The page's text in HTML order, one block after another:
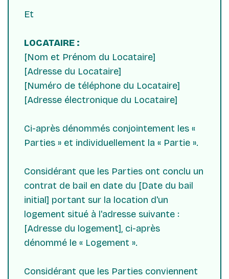
Et
LOCATAIRE :
[Nom et Prénom du Locataire]
[Adresse du Locataire]
[Numéro de téléphone du Locataire]
[Adresse électronique du Locataire]
Ci-après dénommés conjointement les «
Parties » et individuellement la « Partie ».
Considérant que les Parties ont conclu un
contrat de bail en date du [Date du bail
initial] portant sur la location d'un
logement situé à l'adresse suivante :
[Adresse du logement], ci-après
dénommé le « Logement ».
Considérant que les Parties conviennent